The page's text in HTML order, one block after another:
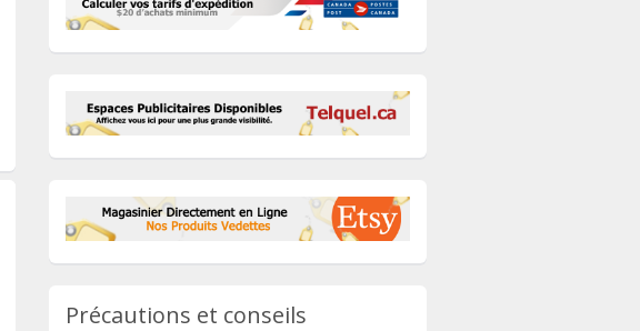
Précautions et conseils